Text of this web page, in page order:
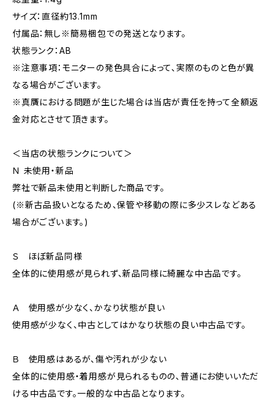
サイズ：直径約13.1mm
付属品：無し※簡易梱包での発送となります。
状態ランク：AB
※注意事項：モニターの発色具合によって、実際のものと色が異
なる場合がございます。
※真贋における問題が生じた場合は当店が責任を持って全額返
金対応とさせて頂きます。
＜当店の状態ランクについて＞
Ｎ 未使用・新品
弊社で新品未使用と判断した商品です。
(※新古品扱いとなるため、保管や移動の際に多少スレなどある
場合がございます。)
Ｓ ほぼ新品同様
全体的に使用感が見られず、新品同様に綺麗な中古品です。
Ａ 使用感が少なく、かなり状態が良い
使用感が少なく、中古としてはかなり状態の良い中古品です。
Ｂ 使用感はあるが、傷や汚れが少ない
全体的に使用感・着用感が見られるものの、普通にお使いいただ
ける中古品です。一般的な中古品となります。